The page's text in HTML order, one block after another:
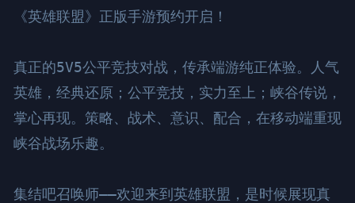
《英雄联盟》正版手游预约开启！
真正的5V5公平竞技对战，传承端游纯正体验。人气
英雄，经典还原；公平竞技，实力至上；峡谷传说，
掌心再现。策略、战术、意识、配合，在移动端重现
峡谷战场乐趣。
集结吧召唤师——欢迎来到英雄联盟，是时候展现真